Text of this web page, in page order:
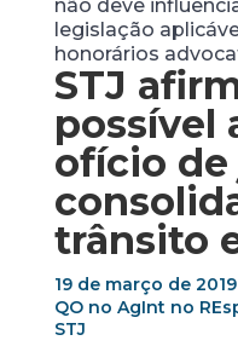
não deve
legislação
honorários
STJ
possível
ofício
trânsito
19 de março de
QO no AgInt no
STJ